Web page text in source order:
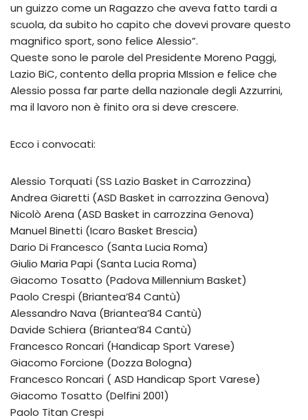
un guizzo come un Ragazzo che aveva fatto tardi a
scuola, da subito ho capito che dovevi provare questo
magnifico sport, sono felice Alessio”.
Queste sono le parole del Presidente Moreno Paggi,
Lazio BiC, contento della propria MIssion e felice che
Alessio possa far parte della nazionale degli Azzurrini,
ma il lavoro non è finito ora si deve crescere.
Ecco i convocati:
Alessio Torquati (SS Lazio Basket in Carrozzina)
Andrea Giaretti (ASD Basket in carrozzina Genova)
Nicolò Arena (ASD Basket in carrozzina Genova)
Manuel Binetti (Icaro Basket Brescia)
Dario Di Francesco (Santa Lucia Roma)
Giulio Maria Papi (Santa Lucia Roma)
Giacomo Tosatto (Padova Millennium Basket)
Paolo Crespi (Briantea’84 Cantù)
Alessandro Nava (Briantea’84 Cantù)
Davide Schiera (Briantea’84 Cantù)
Francesco Roncari (Handicap Sport Varese)
Giacomo Forcione (Dozza Bologna)
Francesco Roncari ( ASD Handicap Sport Varese)
Giacomo Tosatto (Delfini 2001)
Paolo Titan Crespi